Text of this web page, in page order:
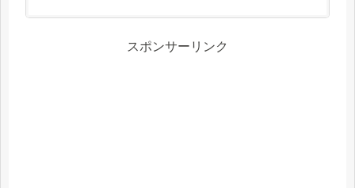
スポンサーリンク